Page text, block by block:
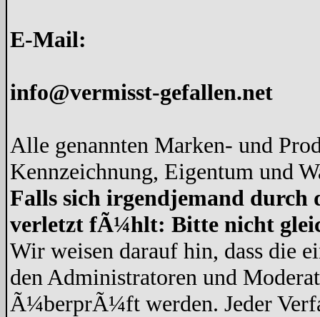
E-Mail:
info@vermisst-gefallen.net
Alle genannten Marken- und
Kennzeichnung, Eigentum und
Falls sich irgendjemand durch
verletzt fÃ¼hlt: Bitte nicht
Wir weisen darauf hin, dass die
den Administratoren und
Ã¼berprÃ¼ft werden. Jeder